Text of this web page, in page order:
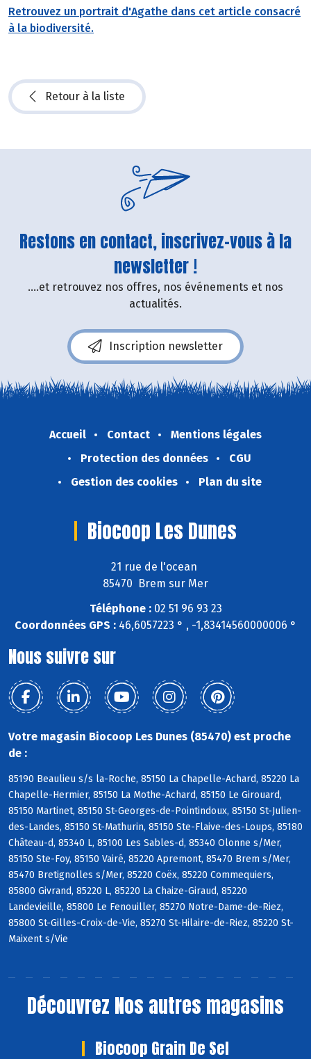
Retrouvez un portrait d'Agathe dans cet article consacré
à la biodiversité.
Retour à la liste
Restons en contact, inscrivez-vous à la
newsletter !
....et retrouvez nos offres, nos événements et nos
actualités.
Inscription newsletter
Accueil Contact
Mentions légales
Protection des données
CGU
Gestion des cookies
Plan du site
Biocoop Les Dunes
21 rue de l'ocean
85470 Brem sur Mer
Téléphone :02 51 96 93 23
Coordonnées GPS : 46,6057223 ° , -1,83414560000006 °
Nous suivre sur
Votre magasin Biocoop Les Dunes (85470) est proche
de :
85190 Beaulieu s/s la-Roche, 85150 La Chapelle-Achard, 85220 La
Chapelle-Hermier, 85150 La Mothe-Achard, 85150 Le Girouard,
85150 Martinet, 85150 St-Georges-de-Pointindoux, 85150 St-Julien-
des-Landes, 85150 St-Mathurin, 85150 Ste-Flaive-des-Loups, 85180
Château-d, 85340 L, 85100 Les Sables-d, 85340 Olonne s/Mer,
85150 Ste-Foy, 85150 Vairé, 85220 Apremont, 85470 Brem s/Mer,
85470 Bretignolles s/Mer, 85220 Coëx, 85220 Commequiers,
85800 Givrand, 85220 L, 85220 La Chaize-Giraud, 85220
Landevieille, 85800 Le Fenouiller, 85270 Notre-Dame-de-Riez,
85800 St-Gilles-Croix-de-Vie, 85270 St-Hilaire-de-Riez, 85220 St-
Maixent s/Vie
Découvrez Nos autres magasins
Biocoop Grain De Sel